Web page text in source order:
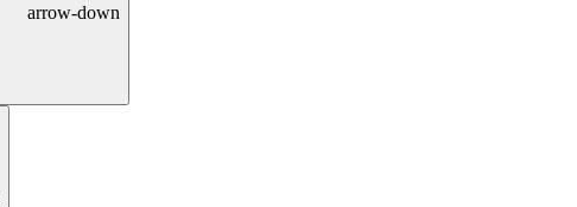
arrow-down